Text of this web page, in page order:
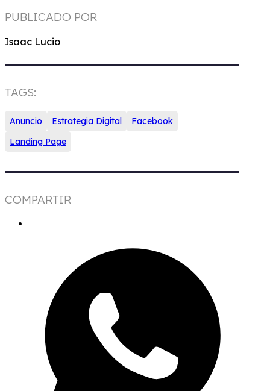
PUBLICADO POR
Isaac Lucio
TAGS:
Anuncio Estrategia Digital
Facebook
Landing Page
COMPARTIR